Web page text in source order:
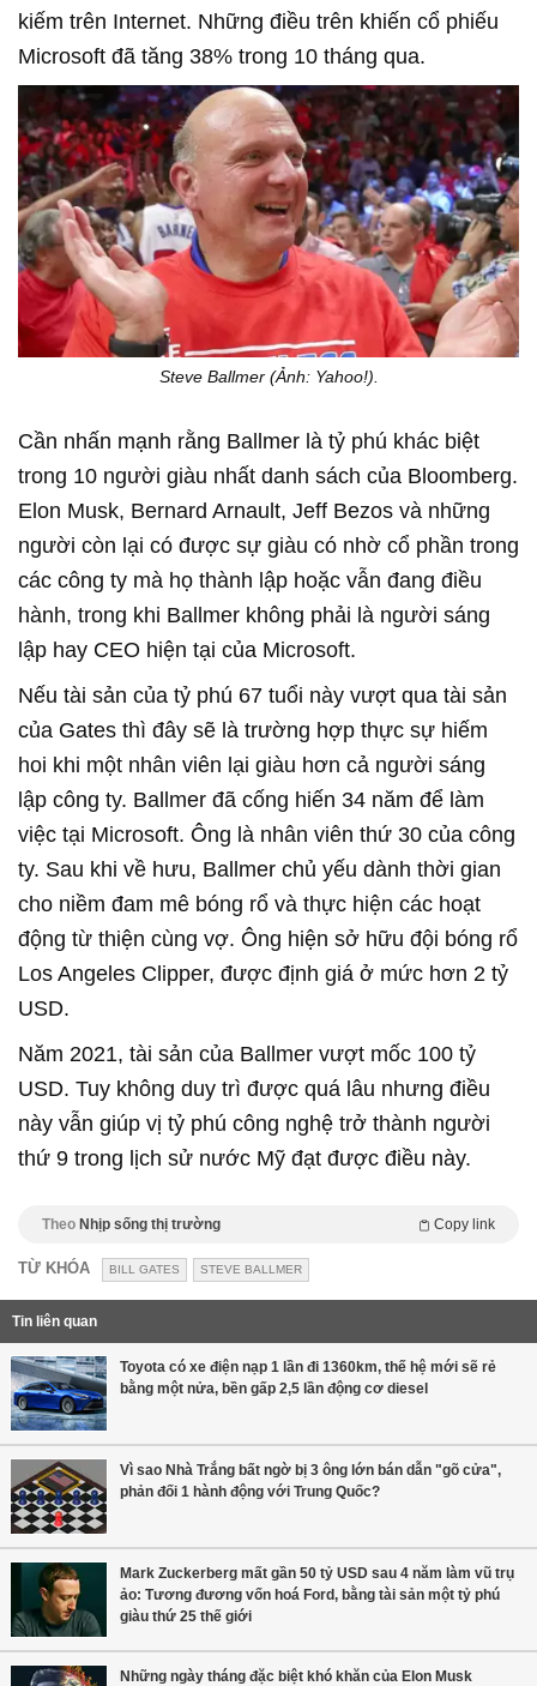
kiếm trên Internet. Những điều trên khiến cổ phiếu
Microsoft đã tăng 38% trong 10 tháng qua.
Steve Ballmer (Ảnh: Yahoo!).
Cần nhấn mạnh rằng Ballmer là tỷ phú khác biệt
trong 10 người giàu nhất danh sách của Bloomberg.
Elon Musk, Bernard Arnault, Jeff Bezos và những
người còn lại có được sự giàu có nhờ cổ phần trong
các công ty mà họ thành lập hoặc vẫn đang điều
hành, trong khi Ballmer không phải là người sáng
lập hay CEO hiện tại của Microsoft.
Nếu tài sản của tỷ phú 67 tuổi này vượt qua tài sản
của Gates thì đây sẽ là trường hợp thực sự hiếm
hoi khi một nhân viên lại giàu hơn cả người sáng
lập công ty. Ballmer đã cống hiến 34 năm để làm
việc tại Microsoft. Ông là nhân viên thứ 30 của công
ty. Sau khi về hưu, Ballmer chủ yếu dành thời gian
cho niềm đam mê bóng rổ và thực hiện các hoạt
động từ thiện cùng vợ. Ông hiện sở hữu đội bóng rổ
Los Angeles Clipper, được định giá ở mức hơn 2 tỷ
USD.
Năm 2021, tài sản của Ballmer vượt mốc 100 tỷ
USD. Tuy không duy trì được quá lâu nhưng điều
này vẫn giúp vị tỷ phú công nghệ trở thành người
thứ 9 trong lịch sử nước Mỹ đạt được điều này.
Theo Nhịp sống thị trường Copy link
TỪ KHÓA BILL GATES STEVE BALLMER
Tin liên quan
Toyota có xe điện nạp 1 lần đi 1360km, thế hệ mới sẽ rẻ
bằng một nửa, bền gấp 2,5 lần động cơ diesel
Vì sao Nhà Trắng bất ngờ bị 3 ông lớn bán dẫn "gõ cửa",
phản đối 1 hành động với Trung Quốc?
Mark Zuckerberg mất gần 50 tỷ USD sau 4 năm làm vũ trụ
ảo: Tương đương vốn hoá Ford, bằng tài sản một tỷ phú
giàu thứ 25 thế giới
Những ngày tháng đặc biệt khó khăn của Elon Musk